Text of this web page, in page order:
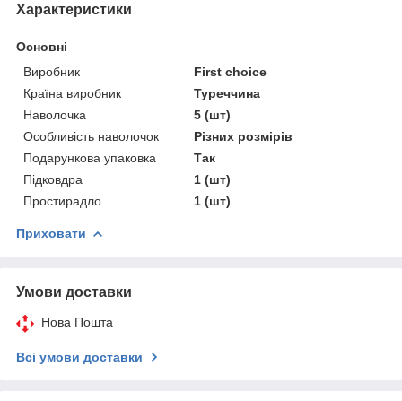
Характеристики
Основні
Виробник
First choice
Країна виробник
Туреччина
Наволочка
5 (шт)
Особливість наволочок
Різних розмірів
Подарункова упаковка
Так
Підковдра
1 (шт)
Простирадло
1 (шт)
Приховати
Умови доставки
Нова Пошта
Всі умови доставки